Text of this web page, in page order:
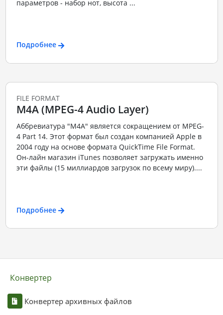
параметров - набор нот, высота ...
Подробнее
FILE FORMAT
M4A (MPEG-4 Audio Layer)
Аббревиатура "M4A" является сокращением от MPEG-
4 Part 14. Этот формат был создан компанией Apple в
2004 году на основе формата QuickTime File Format.
Он-лайн магазин iTunes позволяет загружать именно
эти файлы (15 миллиардов загрузок по всему миру)....
Подробнее
Конвертер
Конвертер архивных файлов